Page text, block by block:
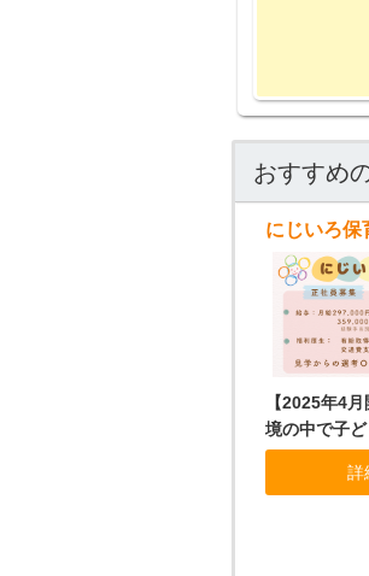
おすすめ
にじいろ保
【2025年4
境の中で子
詳